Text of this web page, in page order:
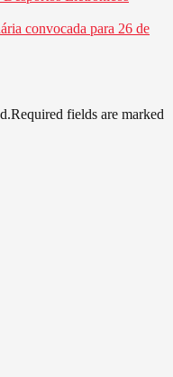
convocada para 26 de
fields are marked